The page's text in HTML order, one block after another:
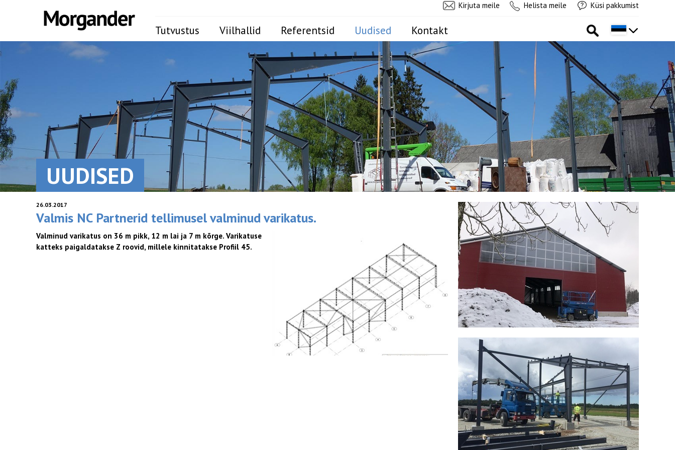
Kirjuta meile Helista meile Küsi pakkumist
Tutvustus Viilhallid Referentsid Uudised Kontakt
UUDISED
26.03.2017
Valmis NC Partnerid tellimusel valminud varikatus.
Valminud varikatus on 36 m pikk, 12 m lai ja 7 m kõrge. Varikatuse
katteks paigaldatakse Z roovid, millele kinnitatakse Profiil 45.